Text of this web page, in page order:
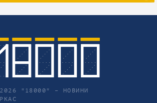
"18000" – НОВИНИ